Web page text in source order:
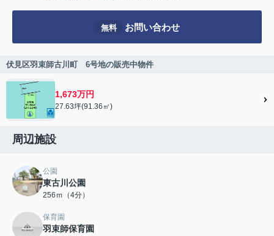
無料 お問い合わせ
伏見区羽束師古川町 6号地の販売中物件
1,673万円
27.63坪(91.36㎡)
周辺施設
公園
東古川公園
256ｍ（4分）
保育園
羽束師保育園